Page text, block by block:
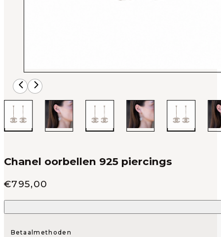
Chanel oorbellen 925 piercings
Verkoop prijs
€795,00
Betaalmethoden